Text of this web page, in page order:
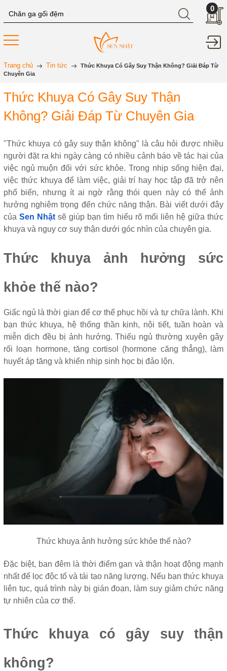
0
Trang chủ Tin tức
Thức Khuya Có Gây Suy Thận Không? Giải Đáp Từ
Chuyên Gia
Thức Khuya Có Gây Suy Thận
Không? Giải Đáp Từ Chuyên Gia
"Thức khuya có gây suy thận không" là câu hỏi được nhiều
người đặt ra khi ngày càng có nhiều cảnh báo về tác hại của
việc ngủ muộn đối với sức khỏe. Trong nhịp sống hiện đại,
việc thức khuya để làm việc, giải trí hay học tập đã trở nên
phổ biến, nhưng ít ai ngờ rằng thói quen này có thể ảnh
hưởng nghiêm trọng đến chức năng thận. Bài viết dưới đây
củaSen Nhật sẽ giúp bạn tìm hiểu rõ mối liên hệ giữa thức
khuya và nguy cơ suy thận dưới góc nhìn của chuyên gia.
Thức khuya ảnh hưởng sức
khỏe thế nào?
Giấc ngủ là thời gian để cơ thể phục hồi và tự chữa lành. Khi
bạn thức khuya, hệ thống thần kinh, nội tiết, tuần hoàn và
miễn dịch đều bị ảnh hưởng. Thiếu ngủ thường xuyên gây
rối loạn hormone, tăng cortisol (hormone căng thẳng), làm
huyết áp tăng và khiến nhịp sinh học bị đảo lộn.
Thức khuya ảnh hưởng sức khỏe thế nào?
Đặc biệt, ban đêm là thời điểm gan và thận hoạt động mạnh
nhất để lọc độc tố và tái tạo năng lượng. Nếu bạn thức khuya
liên tục, quá trình này bị gián đoạn, làm suy giảm chức năng
tự nhiên của cơ thể.
Thức khuya có gây suy thận
không?